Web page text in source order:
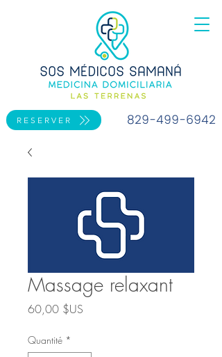
829-499-6942
RESERVER
Massage relaxant
60,00 $US
Quantité *